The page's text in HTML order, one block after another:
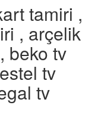
tamiri ,
, arçelik
beko tv
tv
tv